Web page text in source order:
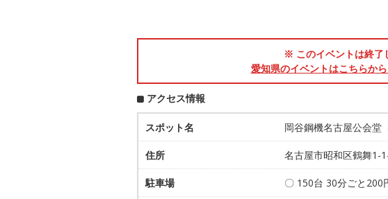
※ このイベントは終了
愛知県のイベントはこちらから
アクセス情報
スポット名 岡谷鋼機名古屋公会堂
住所 名古屋市昭和区鶴舞1-
駐車場 〇 150台 30分ごと200